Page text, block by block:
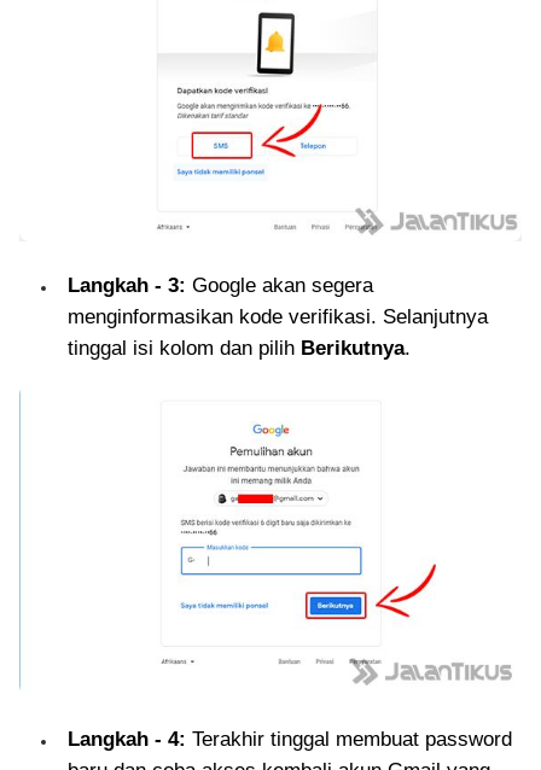
Langkah - 3: Google akan segera
menginformasikan kode verifikasi. Selanjutnya
tinggal isi kolom dan pilih Berikutnya.
Langkah - 4: Terakhir tinggal membuat password